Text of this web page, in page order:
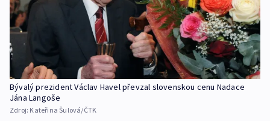
Bývalý prezident Václav Havel převzal slovenskou cenu Nadace
Jána Langoše
Zdroj: Kateřina Šulová/ČTK